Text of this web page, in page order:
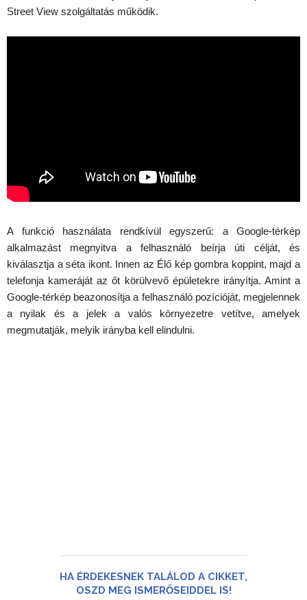
Street View szolgáltatás működik.
A funkció használata rendkívül egyszerű: a Google-térkép
alkalmazást megnyitva a felhasználó beírja úti célját, és
kiválasztja a séta ikont. Innen az Élő kép gombra koppint, majd a
telefonja kameráját az őt körülvevő épületekre irányítja. Amint a
Google-térkép beazonosítja a felhasználó pozícióját, megjelennek
a nyilak és a jelek a valós környezetre vetítve, amelyek
megmutatják, melyik irányba kell elindulni.
HA ÉRDEKESNEK TALÁLOD A CIKKET,
OSZD MEG ISMERŐSEIDDEL IS!